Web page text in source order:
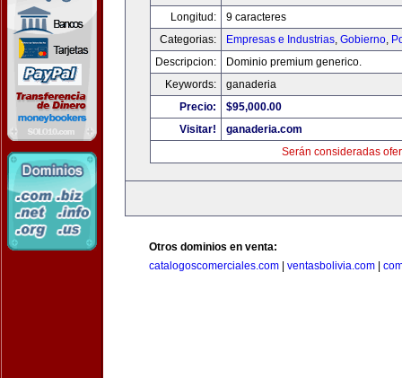
Longitud:
9 caracteres
Categorias:
Empresas e Industrias, Gobierno,
Descripcion:
Dominio premium generico.
Keywords:
ganaderia
Precio:
$95,000.00
Visitar!
ganaderia.com
Serán consideradas
Otros dominios en venta:
catalogoscomerciales.com
ventasbolivia.com